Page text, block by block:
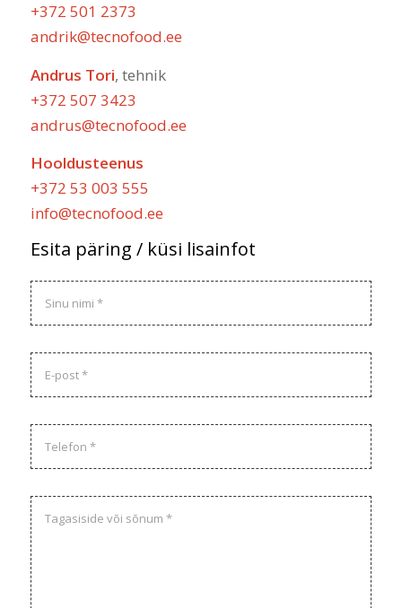
+372 501 2373
andrik@tecnofood.ee
Andrus Tori, tehnik
+372 507 3423
andrus@tecnofood.ee
Hooldusteenus
+372 53 003 555
info@tecnofood.ee
Esita päring / küsi lisainfot
Nimi
E-
post
Telefon
Sõnum